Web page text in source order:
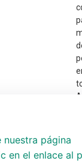
página
en el enlace al